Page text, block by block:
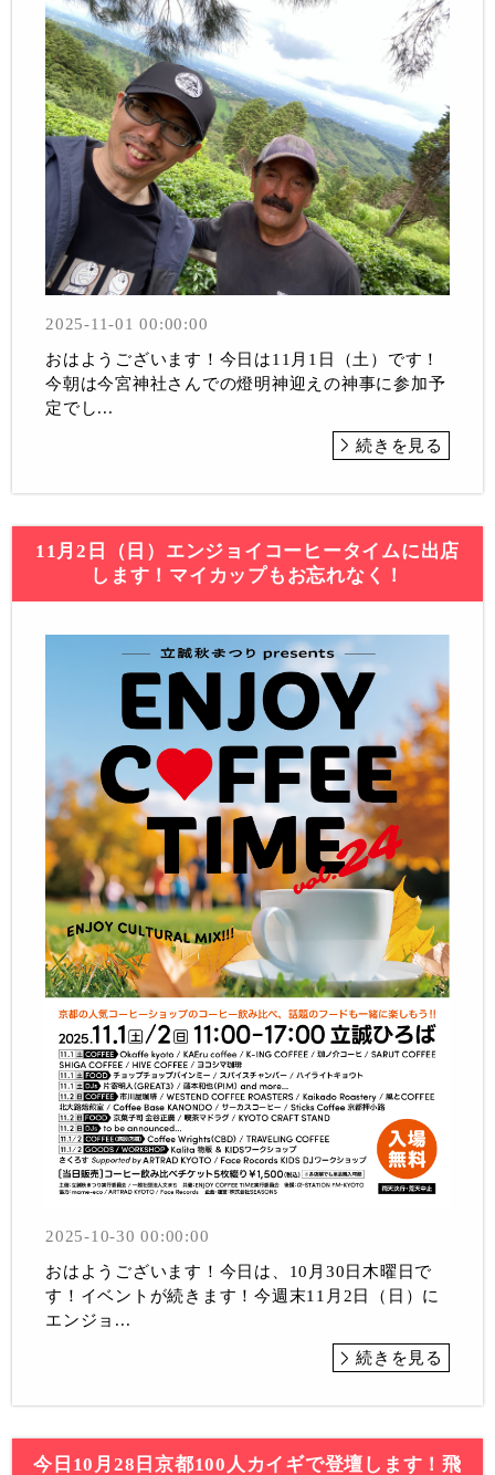
2025-11-01 00:00:00
おはようございます！今日は11月1日（土）です！
今朝は今宮神社さんでの燈明神迎えの神事に参加予
定でし...
続きを見る
11月2日（日）エンジョイコーヒータイムに出店
します！マイカップもお忘れなく！
2025-10-30 00:00:00
おはようございます！今日は、10月30日木曜日で
す！イベントが続きます！今週末11月2日（日）に
エンジョ...
続きを見る
今日10月28日京都100人カイギで登壇します！飛